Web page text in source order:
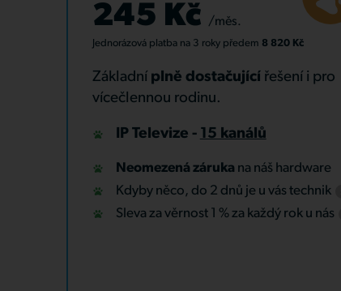
245 Kč /měs.
Jednorázová platba na 3 rokypředem 8 820 Kč
Základní plně dostačující řešení i pro
vícečlennou rodinu.
IP Televize - 15 kanálů
Neomezená záruka na náš hardware
Kdyby něco, do 2 dnů je u vás technik
Sleva za věrnost 1 % za každý rok u nás